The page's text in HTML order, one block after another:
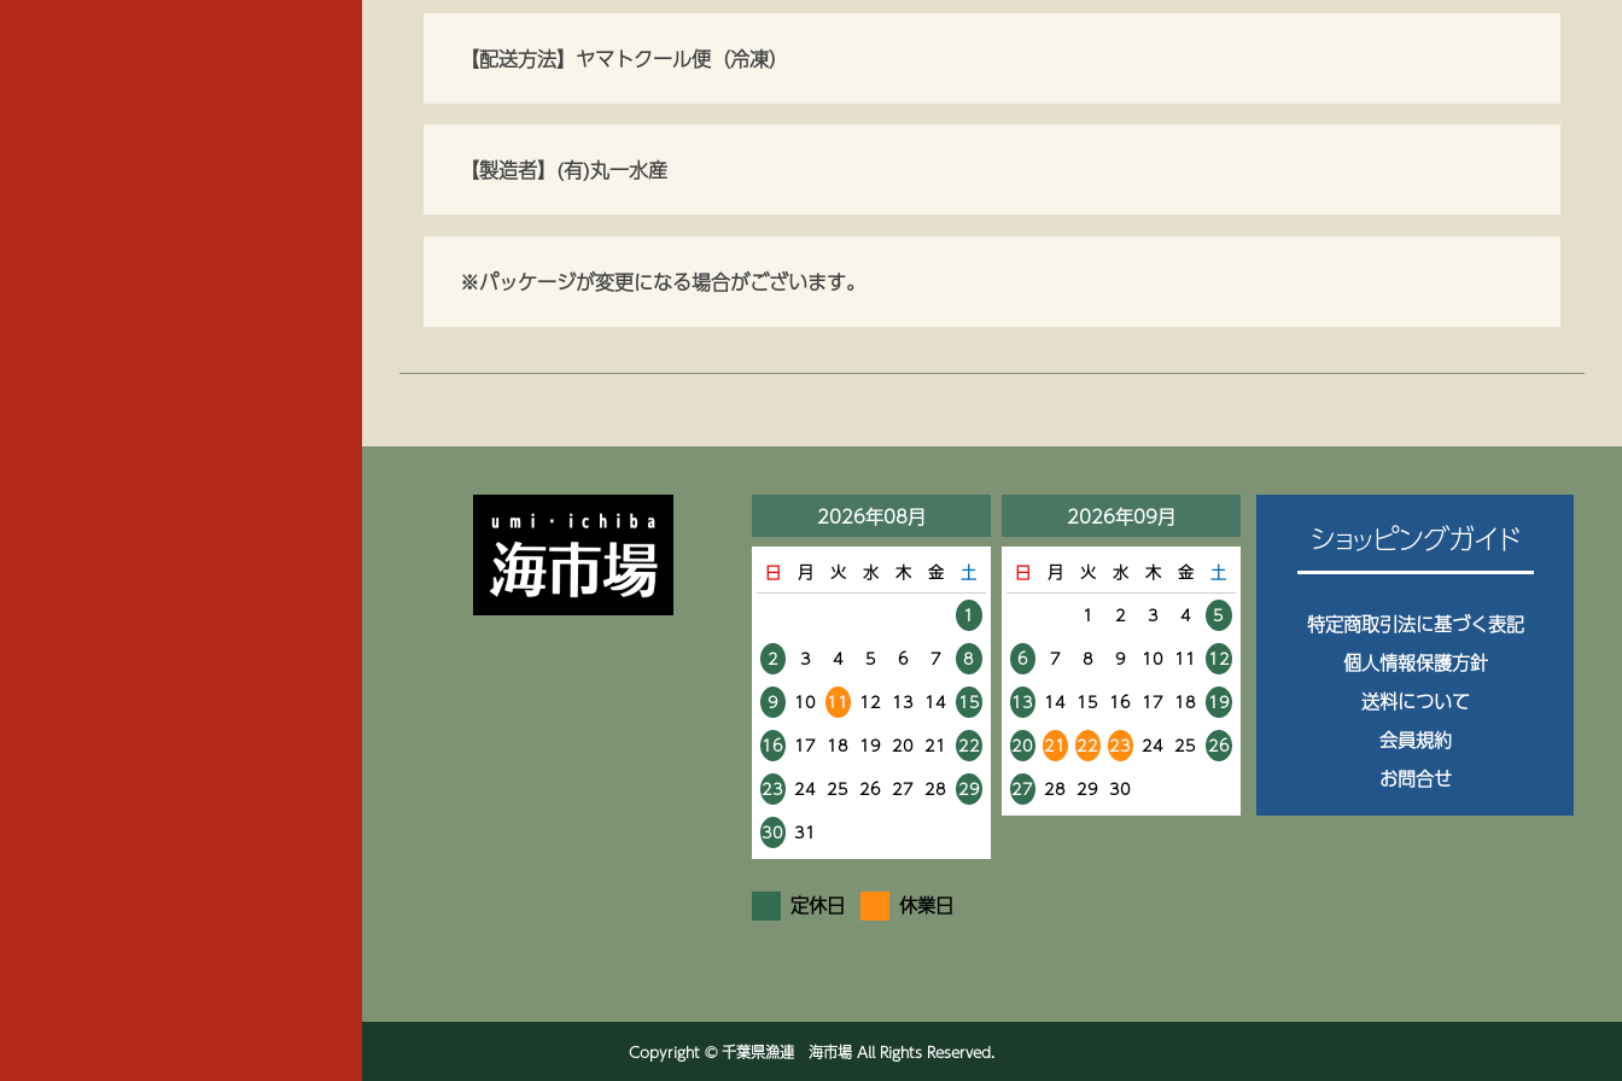
【配送方法】ヤマトクール便（冷凍）
【製造者】(有)丸一水産
※パッケージが変更になる場合がございます。
2026年08月
日 月 火 水 木 金
土
1
2
3 4 5 6 7
8
9
10 11 12 13 14 15
16 17 18 19 20 21
22
23 24 25 26 27 28 29
30 31
2026年09月
日 月 火 水 木 金
土
1
2 3 4
5
6
7 8 9 10 11
12
13 14 15 16 17 18 19
20 21 22 23 24 25 26
27 28 29 30
定休日 休業日
ショッピングガイド
特定商取引法に基づく表記
個人情報保護方針
送料について
会員規約
お問合せ
Copyright © 千葉県漁連 海市場 All Rights Reserved.